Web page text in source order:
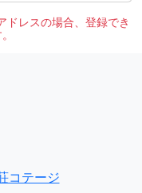
レスの場合、登録でき
コテージ